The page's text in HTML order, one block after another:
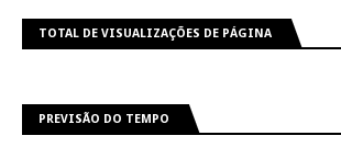
TOTAL DE VISUALIZAÇÕES DE PÁGINA
PREVISÃO DO TEMPO